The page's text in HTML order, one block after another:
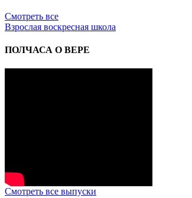
Смотреть все
Взрослая воскресная школа
ПОЛЧАСА О ВЕРЕ
Смотреть все выпуски